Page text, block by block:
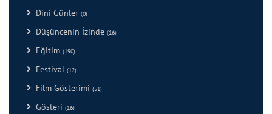
Dini Günler (0)
Düşüncenin İzinde (16)
Eğitim (190)
Festival (12)
Film Gösterimi (51)
Gösteri (16)